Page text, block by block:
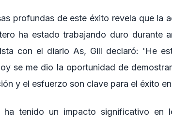
profundas de este éxito revela que la
ha estado trabajando duro durante
con el diario As, Gill declaró: 'He
se me dio la oportunidad de
y el esfuerzo son clave para el éxito
ha tenido un impacto significativo en